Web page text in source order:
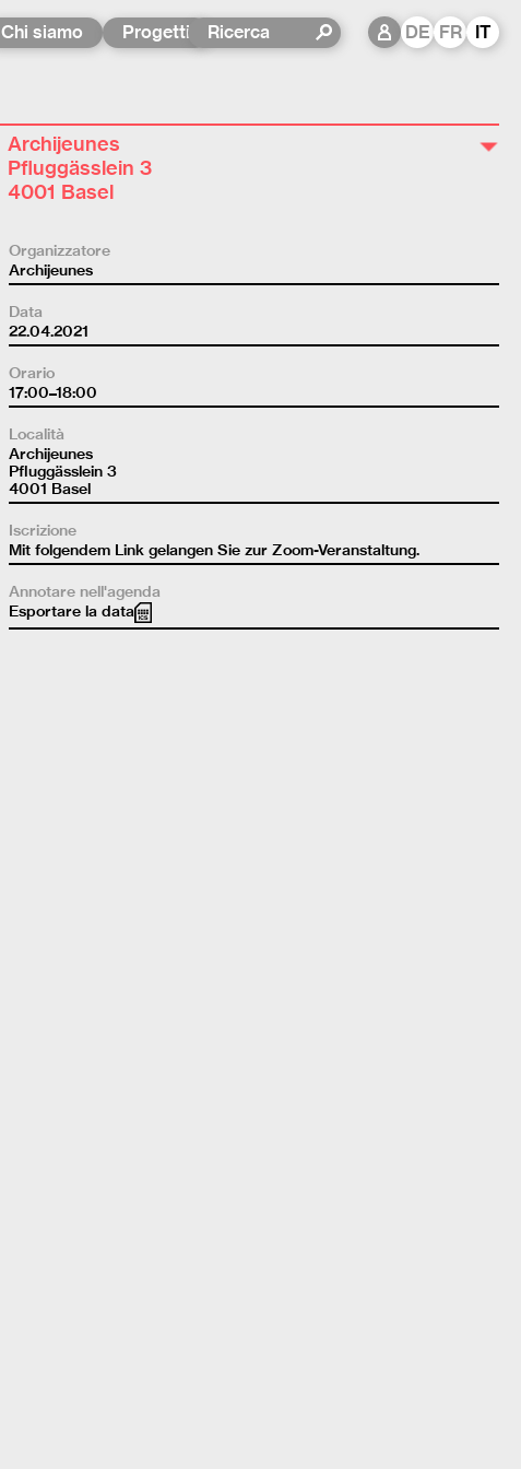
Chi siamo Progetti DE FR IT
Archijeunes
Pfluggässlein 3
4001 Basel
Organizzatore
Archijeunes
Data
22.04.2021
Orario
17:00–18:00
Località
Archijeunes
Pfluggässlein 3
4001 Basel
Iscrizione
Mit folgendem Linkgelangen Sie zur Zoom-Veranstaltung.
Annotare nell'agenda
Esportare la data